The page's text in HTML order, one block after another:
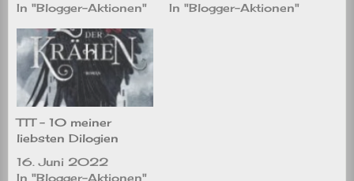
In "Blogger-Aktionen"
In "Blogger-Aktionen"
TTT – 10 meiner
liebsten Dilogien
16. Juni 2022
In "Blogger-Aktionen"